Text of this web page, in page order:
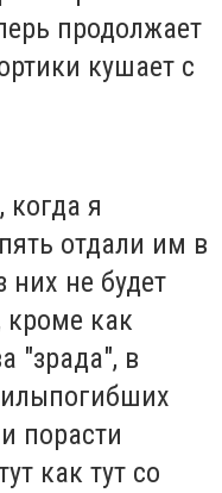
продолжает
кушает с
когда я
отдали им в
них не будет
кроме как
"зрада", в
порасти
как тут со